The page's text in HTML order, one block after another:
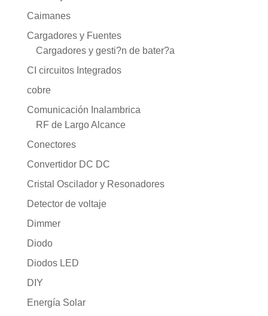
Caimanes
Cargadores y Fuentes
Cargadores y gesti?n de bater?a
CI circuitos Integrados
cobre
Comunicación Inalambrica
RF de Largo Alcance
Conectores
Convertidor DC DC
Cristal Oscilador y Resonadores
Detector de voltaje
Dimmer
Diodo
Diodos LED
DIY
Energía Solar